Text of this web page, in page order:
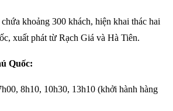
khoảng 300 khách, hiện khai thác hai
xuất phát từ Rạch Giá và Hà Tiên.
Quốc:
8h10, 10h30, 13h10 (khởi hành hàng